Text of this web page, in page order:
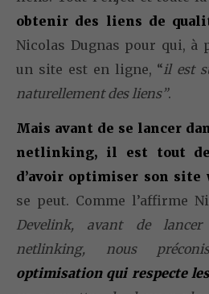
obtenir des liens de
Nicolas Dugnas pour qui, à
un site est en ligne, “il est
naturellement des liens”.
Mais avant de se lancer
netlinking, il est tout de
d’avoir optimiser son site
se peut. Comme l’affirme
Develink, avant de
netlinking, nous
optimisation qui respecte